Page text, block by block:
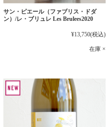
サン・ピエール（ファブリス・ドダ
ン）/レ・ブリュレ Les Brulees2020
¥13,750(税込)
在庫 ×